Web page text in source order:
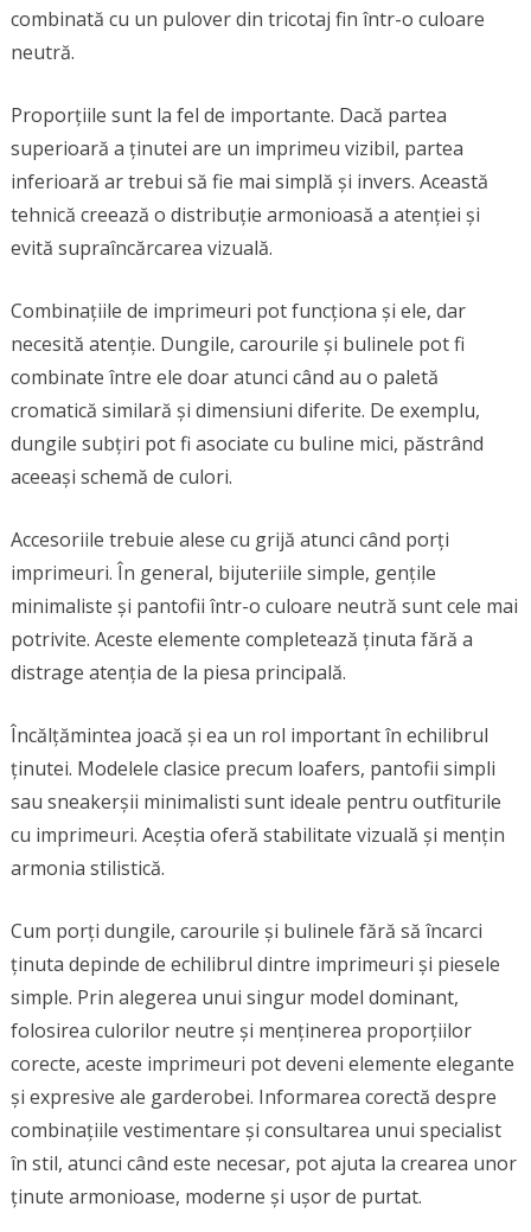
combinată cu un pulover din tricotaj fin într-o culoare
neutră.
Proporțiile sunt la fel de importante. Dacă partea
superioară a ținutei are un imprimeu vizibil, partea
inferioară ar trebui să fie mai simplă și invers. Această
tehnică creează o distribuție armonioasă a atenției și
evită supraîncărcarea vizuală.
Combinațiile de imprimeuri pot funcționa și ele, dar
necesită atenție. Dungile, carourile și bulinele pot fi
combinate între ele doar atunci când au o paletă
cromatică similară și dimensiuni diferite. De exemplu,
dungile subțiri pot fi asociate cu buline mici, păstrând
aceeași schemă de culori.
Accesoriile trebuie alese cu grijă atunci când porți
imprimeuri. În general, bijuteriile simple, gențile
minimaliste și pantofii într-o culoare neutră sunt cele mai
potrivite. Aceste elemente completează ținuta fără a
distrage atenția de la piesa principală.
Încălțămintea joacă și ea un rol important în echilibrul
ținutei. Modelele clasice precum loafers, pantofii simpli
sau sneakerșii minimalisti sunt ideale pentru outfiturile
cu imprimeuri. Aceștia oferă stabilitate vizuală și mențin
armonia stilistică.
Cum porți dungile, carourile și bulinele fără să încarci
ținuta depinde de echilibrul dintre imprimeuri și piesele
simple. Prin alegerea unui singur model dominant,
folosirea culorilor neutre și menținerea proporțiilor
corecte, aceste imprimeuri pot deveni elemente elegante
și expresive ale garderobei. Informarea corectă despre
combinațiile vestimentare și consultarea unui specialist
în stil, atunci când este necesar, pot ajuta la crearea unor
ținute armonioase, moderne și ușor de purtat.